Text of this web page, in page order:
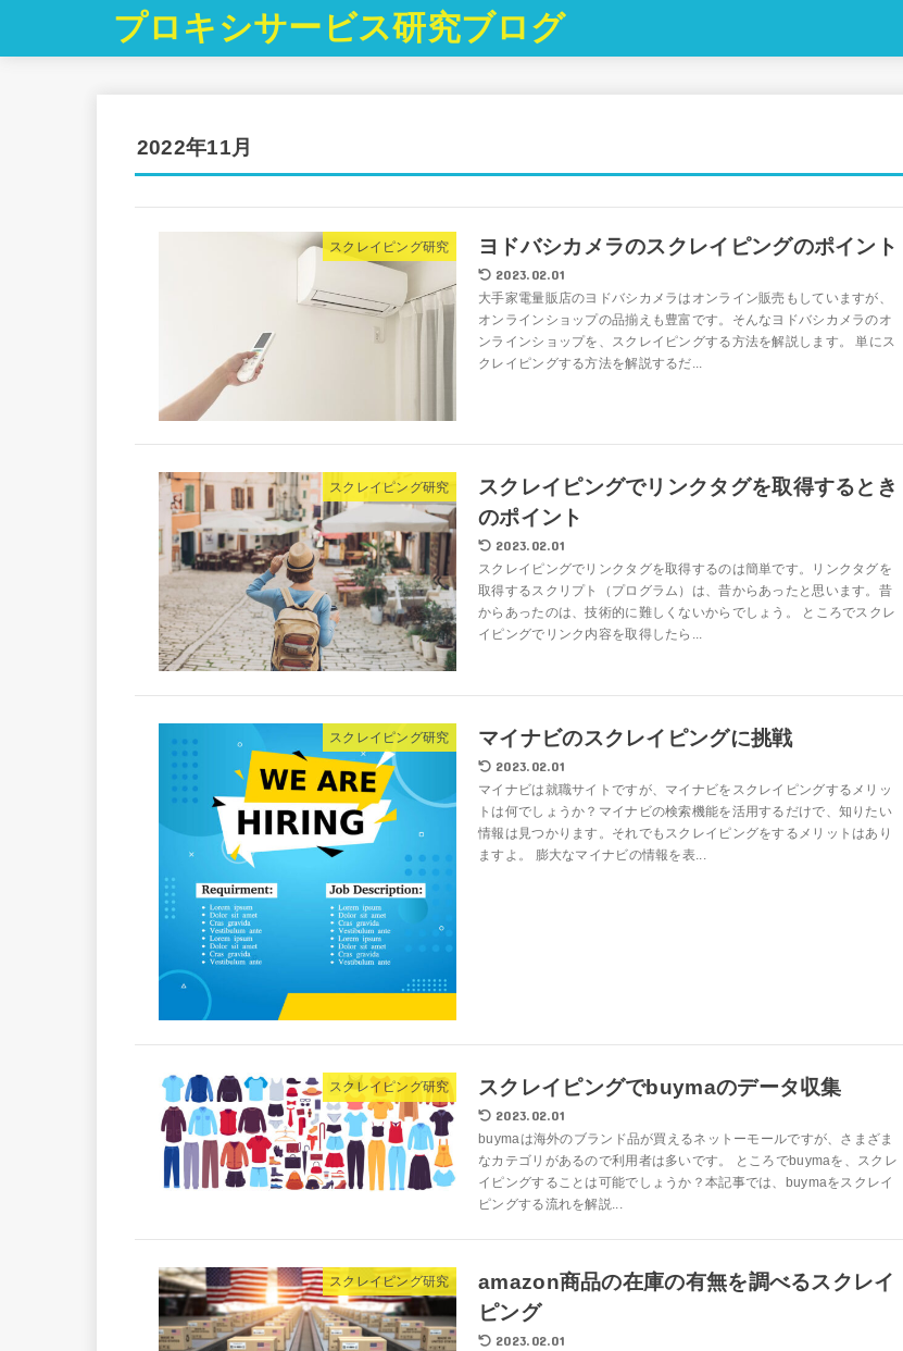
プロキシサービス研究ブログ
2022年11月
スクレイピング研究 ヨドバシカメラのスクレイピングのポイント
2023.02.01
大手家電量販店のヨドバシカメラはオンライン販売もしていますが、
オンラインショップの品揃えも豊富です。そんなヨドバシカメラのオ
ンラインショップを、スクレイピングする方法を解説します。 単にス
クレイピングする方法を解説するだ...
スクレイピング研究
スクレイピングでリンクタグを取得するとき
のポイント
2023.02.01
スクレイピングでリンクタグを取得するのは簡単です。リンクタグを
取得するスクリプト（プログラム）は、昔からあったと思います。昔
からあったのは、技術的に難しくないからでしょう。 ところでスクレ
イピングでリンク内容を取得したら...
スクレイピング研究 マイナビのスクレイピングに挑戦
2023.02.01
マイナビは就職サイトですが、マイナビをスクレイピングするメリッ
トは何でしょうか？マイナビの検索機能を活用するだけで、知りたい
情報は見つかります。それでもスクレイピングをするメリットはあり
ますよ。 膨大なマイナビの情報を表...
スクレイピング研究 スクレイピングでbuymaのデータ収集
2023.02.01
buymaは海外のブランド品が買えるネットーモールですが、さまざま
なカテゴリがあるので利用者は多いです。 ところでbuymaを、スクレ
イピングすることは可能でしょうか？本記事では、buymaをスクレイ
ピングする流れを解説...
スクレイピング研究
amazon商品の在庫の有無を調べるスクレイ
ピング
2023.02.01